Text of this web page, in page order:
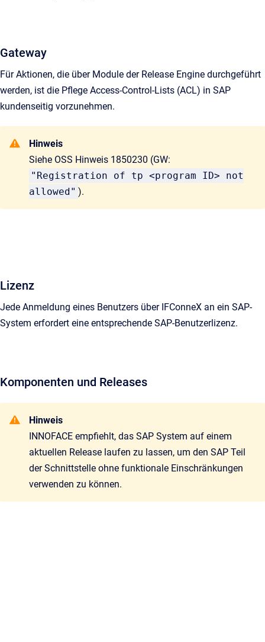
Gateway
Für Aktionen, die über Module der Release Engine durchgeführt
werden, ist die Pflege Access-Control-Lists (ACL) in SAP
kundenseitig vorzunehmen.
Hinweis
Siehe OSS Hinweis 1850230 (GW:
"Registration of tp <program ID> not
allowed" ).
Lizenz
Jede Anmeldung eines Benutzers über IFConneX an ein SAP-
System erfordert eine entsprechende SAP-Benutzerlizenz.
Komponenten und Releases
Hinweis
INNOFACE empfiehlt, das SAP System auf einem
aktuellen Release laufen zu lassen, um den SAP Teil
der Schnittstelle ohne funktionale Einschränkungen
verwenden zu können.